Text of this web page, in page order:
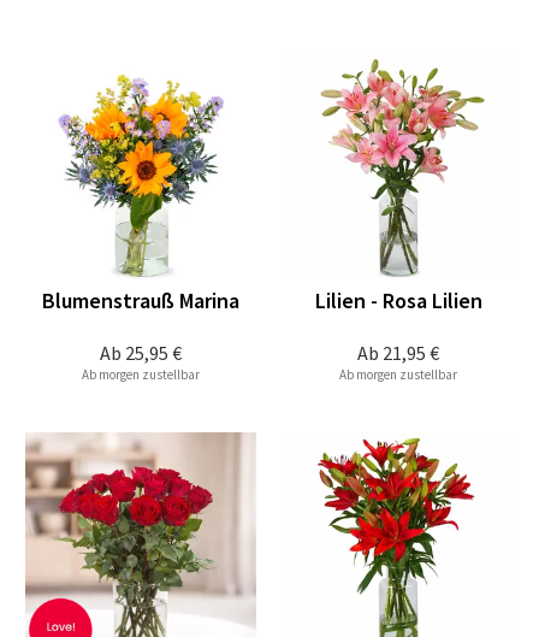
Ab 25,95 €
Blumenstrauß Marina
Ab morgen zustellbar
Ab 21,95 €
Lilien - Rosa Lilien
Ab morgen zustellbar